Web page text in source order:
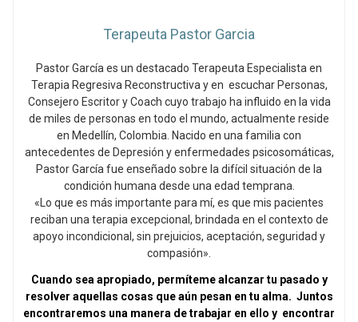
Terapeuta Pastor Garcia
Pastor García es un destacado Terapeuta Especialista en
Terapia Regresiva Reconstructiva y en escuchar Personas,
Consejero Escritor y Coach cuyo trabajo ha influido en la vida
de miles de personas en todo el mundo, actualmente reside
en Medellín, Colombia. Nacido en una familia con
antecedentes de Depresión y enfermedades psicosomáticas,
Pastor García fue enseñado sobre la difícil situación de la
condición humana desde una edad temprana.
«Lo que es más importante para mí, es que mis pacientes
reciban una terapia excepcional, brindada en el contexto de
apoyo incondicional, sin prejuicios, aceptación, seguridad y
compasión».
Cuando sea apropiado, permíteme alcanzar tu pasado y
resolver aquellas cosas que aún pesan en tu alma. Juntos
encontraremos una manera de trabajar en ello y encontrar